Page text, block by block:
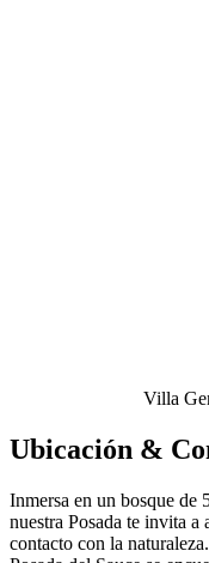
Villa
Ubicación &
Inmersa en un bosque de
nuestra Posada te invita a
contacto con la naturaleza.